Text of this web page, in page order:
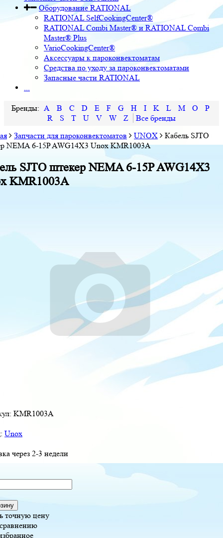
Оборудование RATIONAL
RATIONAL SelfCookingCenter®
RATIONAL Combi Master® и RATIONAL Combi
Master® Plus
VarioCookingCenter®
Аксессуары к пароконвектоматам
Средства по уходу за пароконвектоматами
Запасные части RATIONAL
...
A B C D E F G H I K L M O
P
R
S T U V W
Z
Запчасти для пароконвектоматов UNOX
Кабель SJTO
NEMA 6-15P AWG14X3 Unox KMR1003A
SJTO штекер NEMA 6-15P AWG14X3
KMR1003A
KMR1003A
Unox
через 2-3 недели
точную цену